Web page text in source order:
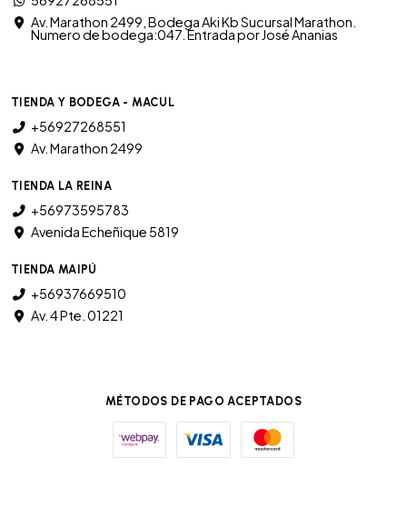
Av. Marathon 2499, Bodega Aki Kb Sucursal Marathon.
Numero de bodega:047. Entrada por José Ananias
TIENDA Y BODEGA - MACUL
+56927268551
Av. Marathon 2499
TIENDA LA REINA
+56973595783
Avenida Echeñique 5819
TIENDA MAIPÚ
+56937669510
Av. 4 Pte. 01221
MÉTODOS DE PAGO ACEPTADOS